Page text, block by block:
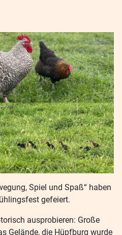
Spiel und Spaß“ haben
gefeiert.
ausprobieren: Große
Gelände, die Hüpfburg wurde